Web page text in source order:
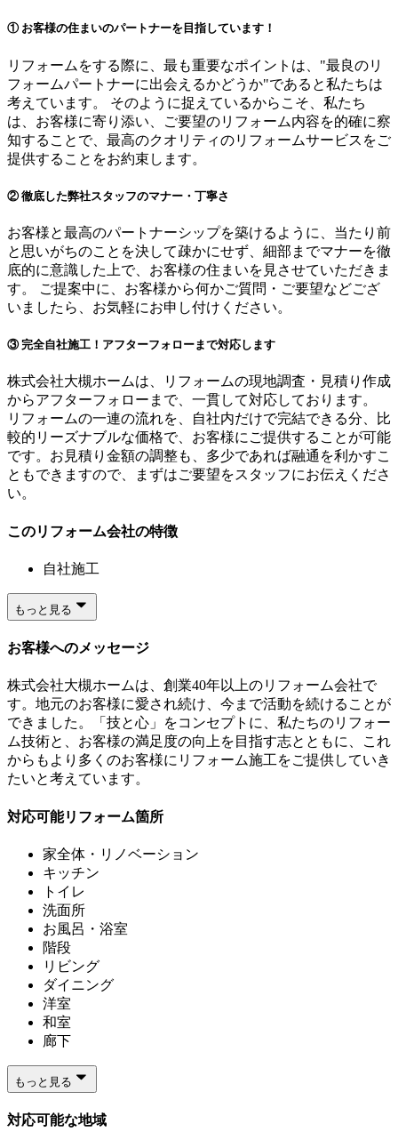
① お客様の住まいのパートナーを目指しています！
リフォームをする際に、最も重要なポイントは、"最良のリ
フォームパートナーに出会えるかどうか"であると私たちは
考えています。 そのように捉えているからこそ、私たち
は、お客様に寄り添い、ご要望のリフォーム内容を的確に察
知することで、最高のクオリティのリフォームサービスをご
提供することをお約束します。
② 徹底した弊社スタッフのマナー・丁寧さ
お客様と最高のパートナーシップを築けるように、当たり前
と思いがちのことを決して疎かにせず、細部までマナーを徹
底的に意識した上で、お客様の住まいを見させていただきま
す。 ご提案中に、お客様から何かご質問・ご要望などござ
いましたら、お気軽にお申し付けください。
③ 完全自社施工！アフターフォローまで対応します
株式会社大槻ホームは、リフォームの現地調査・見積り作成
からアフターフォローまで、一貫して対応しております。
リフォームの一連の流れを、自社内だけで完結できる分、比
較的リーズナブルな価格で、お客様にご提供することが可能
です。お見積り金額の調整も、多少であれば融通を利かすこ
ともできますので、まずはご要望をスタッフにお伝えくださ
い。
このリフォーム会社の特徴
自社施工
もっと見る
お客様へのメッセージ
株式会社大槻ホームは、創業40年以上のリフォーム会社で
す。地元のお客様に愛され続け、今まで活動を続けることが
できました。「技と心」をコンセプトに、私たちのリフォー
ム技術と、お客様の満足度の向上を目指す志とともに、これ
からもより多くのお客様にリフォーム施工をご提供していき
たいと考えています。
対応可能リフォーム箇所
家全体・リノベーション
キッチン
トイレ
洗面所
お風呂・浴室
階段
リビング
ダイニング
洋室
和室
廊下
もっと見る
対応可能な地域